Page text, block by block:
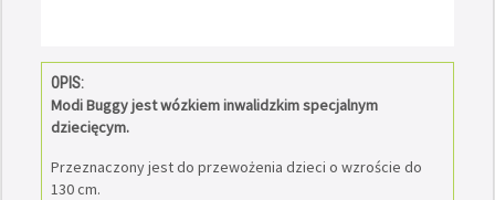
OPIS:
Modi Buggy jest wózkiem inwalidzkim specjalnym
dziecięcym.
Przeznaczony jest do przewożenia dzieci o wzroście do
130 cm.